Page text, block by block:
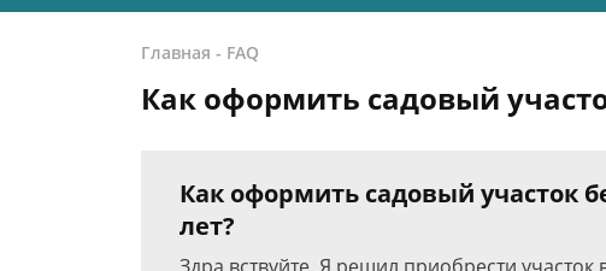
Главная - FAQ
Как оформить садовый
Как оформить садовый участок
лет?